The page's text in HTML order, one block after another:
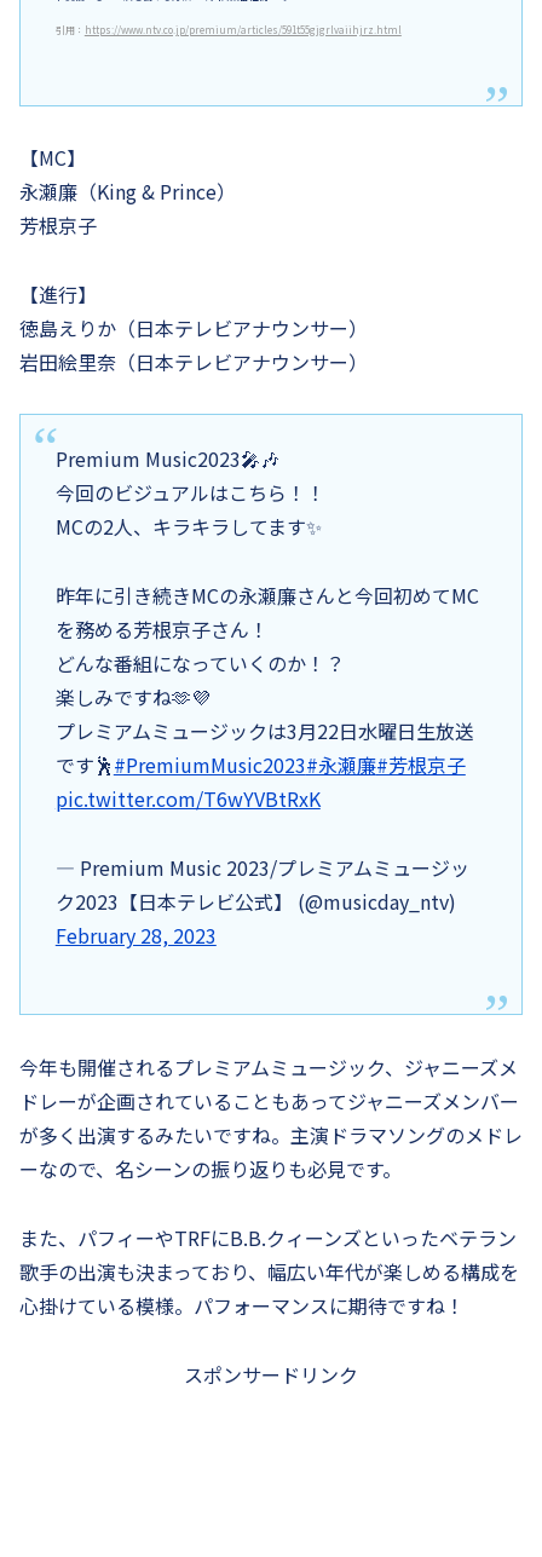
引用： https://www.ntv.co.jp/premium/articles/591t55gjgrlvaiihjrz.html
【MC】
永瀬廉（King & Prince）
芳根京子
【進行】
徳島えりか（日本テレビアナウンサー）
岩田絵里奈（日本テレビアナウンサー）
Premium Music2023🎤🎶
今回のビジュアルはこちら！！
MCの2人、キラキラしてます✨
昨年に引き続きMCの永瀬廉さんと今回初めてMC
を務める芳根京子さん！
どんな番組になっていくのか！？
楽しみですね🫶💜
プレミアムミュージックは3月22日水曜日生放送
です🕺#PremiumMusic2023#永瀬廉#芳根京子
pic.twitter.com/T6wYVBtRxK
— Premium Music 2023/プレミアムミュージッ
ク2023【日本テレビ公式】 (@musicday_ntv)
February 28, 2023
今年も開催されるプレミアムミュージック、ジャニーズメ
ドレーが企画されていることもあってジャニーズメンバー
が多く出演するみたいですね。主演ドラマソングのメドレ
ーなので、名シーンの振り返りも必見です。
また、パフィーやTRFにB.B.クィーンズといったベテラン
歌手の出演も決まっており、幅広い年代が楽しめる構成を
心掛けている模様。パフォーマンスに期待ですね！
スポンサードリンク